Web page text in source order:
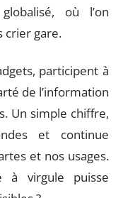
où l’on
crier gare.
participent à
de l’information
Un simple chiffre,
et continue
et nos usages.
à virgule puisse